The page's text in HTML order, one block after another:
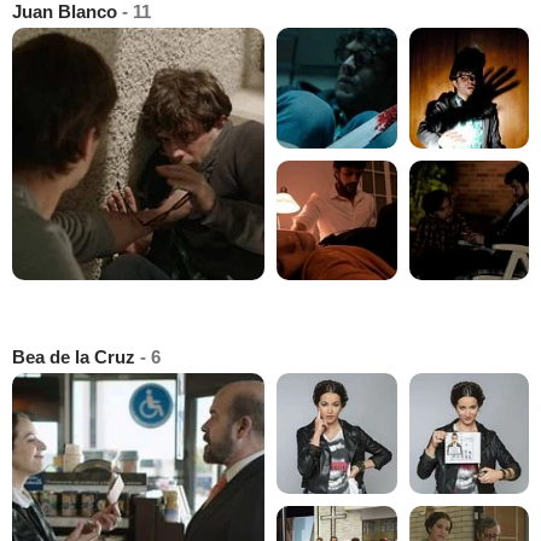
Juan Blanco - 11
Bea de la Cruz - 6